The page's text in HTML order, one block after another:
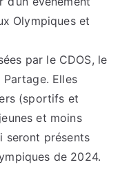
Olympiques et
par le CDOS, le
Partage. Elles
(sportifs et
et moins
seront présents
de 2024.